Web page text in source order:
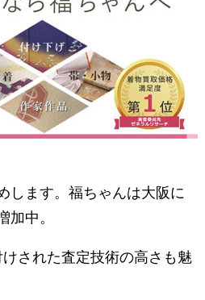
します。福ちゃんは大阪に
中。
された査定技術の高さも魅